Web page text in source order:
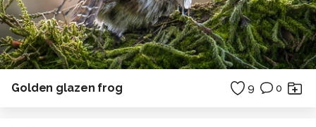
Golden glazen frog 9 0